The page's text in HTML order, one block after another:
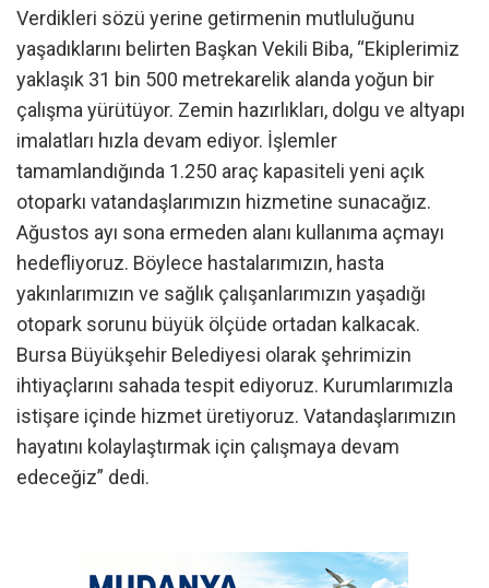
Verdikleri sözü yerine getirmenin mutluluğunu
yaşadıklarını belirten Başkan Vekili Biba, “Ekiplerimiz
yaklaşık 31 bin 500 metrekarelik alanda yoğun bir
çalışma yürütüyor. Zemin hazırlıkları, dolgu ve altyapı
imalatları hızla devam ediyor. İşlemler
tamamlandığında 1.250 araç kapasiteli yeni açık
otoparkı vatandaşlarımızın hizmetine sunacağız.
Ağustos ayı sona ermeden alanı kullanıma açmayı
hedefliyoruz. Böylece hastalarımızın, hasta
yakınlarımızın ve sağlık çalışanlarımızın yaşadığı
otopark sorunu büyük ölçüde ortadan kalkacak.
Bursa Büyükşehir Belediyesi olarak şehrimizin
ihtiyaçlarını sahada tespit ediyoruz. Kurumlarımızla
istişare içinde hizmet üretiyoruz. Vatandaşlarımızın
hayatını kolaylaştırmak için çalışmaya devam
edeceğiz” dedi.